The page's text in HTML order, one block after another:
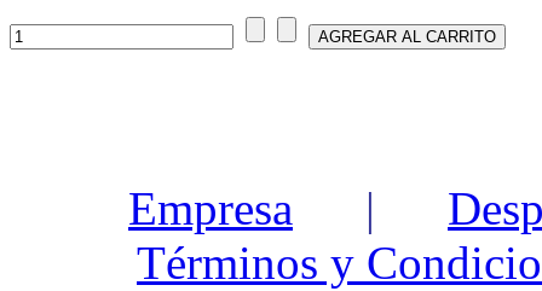
Empresa |
Términos y